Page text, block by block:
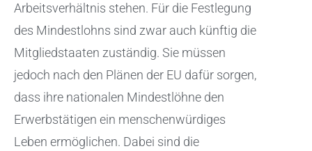
Arbeitsverhältnis stehen. Für die Festlegung
des Mindestlohns sind zwar auch künftig die
Mitgliedstaaten zuständig. Sie müssen
jedoch nach den Plänen der EU dafür sorgen,
dass ihre nationalen Mindestlöhne den
Erwerbstätigen ein menschenwürdiges
Leben ermöglichen. Dabei sind die